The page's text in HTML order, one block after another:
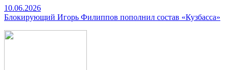
10.06.2026
Блокирующий Игорь Филиппов пополнил состав «Кузбасса»